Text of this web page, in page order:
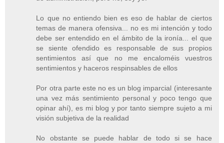
Lo que no entiendo bien es eso de hablar de ciertos
temas de manera ofensiva... no es mi intención y todo
debe ser entendido en el ámbito de la ironía... el que
se siente ofendido es responsable de sus propios
sentimientos así que no me encaloméis vuestros
sentimientos y haceros respinsables de ellos
Por otra parte este no es un blog imparcial (interesante
una vez más sentimiento personal y poco tengo que
opinar ahí), es mi blog y por tanto siempre sujeto a mi
visión subjetiva de la realidad
No obstante se puede hablar de todo si se hace